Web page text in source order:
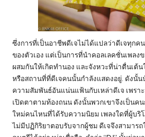
ซึ่งการที่เป็นอาชีพดีเจไม่ได้แปลว่าดีเจทุกค
ของตัวเอง แต่เป็นการที่นำคอลเลคชั่นเพลง
ผสมกันให้เกิดทำนอง และจังหวะที่น่าตื่นเต้
หรือสถานที่ที่ดีเจคนนั้นกำลังแสดงอยู่. ดังนั้น
ความสัมพันธ์อันแน่นแฟ้นกับเหล่าดีเจ เพรา
เปิดตาตามท้องถนน ดังนั้นพวกเขาจึงเป็นค
ใหม่คนไหนที่ได้รับความนิยม เพลงใดที่ผู้บริ
ไม่มีปฏิกิริยาตอบรับจากผู้ชม ดีเจจึงสามาร